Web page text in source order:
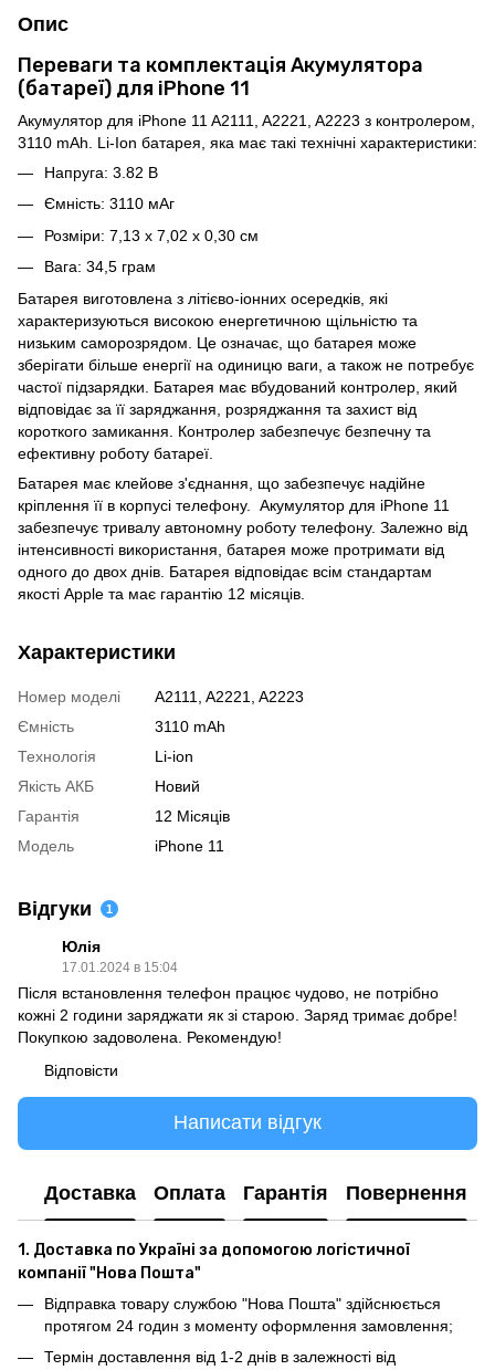
Опис
Переваги та комплектація Акумулятора
(батареї) для iPhone 11
Акумулятор для iPhone 11 A2111, A2221, A2223 з контролером,
3110 mAh. Li-Ion батарея, яка має такі технічні характеристики:
Напруга: 3.82 В
Ємність: 3110 мАг
Розміри: 7,13 x 7,02 x 0,30 см
Вага: 34,5 грам
Батарея виготовлена ​​з літієво-іонних осередків, які
характеризуються високою енергетичною щільністю та
низьким саморозрядом. Це означає, що батарея може
зберігати більше енергії на одиницю ваги, а також не потребує
частої підзарядки. Батарея має вбудований контролер, який
відповідає за її заряджання, розряджання та захист від
короткого замикання. Контролер забезпечує безпечну та
ефективну роботу батареї.
Батарея має клейове з'єднання, що забезпечує надійне
кріплення її в корпусі телефону. Акумулятор для iPhone 11
забезпечує тривалу автономну роботу телефону. Залежно від
інтенсивності використання, батарея може протримати від
одного до двох днів. Батарея відповідає всім стандартам
якості Apple та має гарантію 12 місяців.
Характеристики
Номер моделі
A2111, A2221, A2223
Ємність
3110 mAh
Технологія
Li-ion
Якість АКБ
Новий
Гарантія
12 Місяців
Модель
iPhone 11
Відгуки 1
Юлія
17.01.2024 в 15:04
Після встановлення телефон працює чудово, не потрібно
кожні 2 години заряджати як зі старою. Заряд тримає добре!
Покупкою задоволена. Рекомендую!
Відповісти
Написати відгук
Доставка Оплата Гарантія Повернення
1. Доставка по Україні за допомогою логістичної
компанії "Нова Пошта"
Відправка товару службою "Нова Пошта" здійснюється
протягом 24 годин з моменту оформлення замовлення;
Термін доставлення від 1-2 днів в залежності від